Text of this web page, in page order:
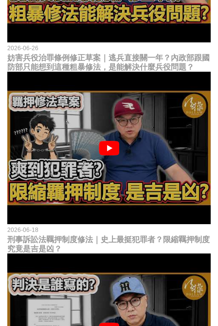
2026-06-26
妨害兵役治罪條例修正草案｜逃兵直接關一年？內政部跟國
防部只能想到這種粗暴修法，是能解決什麼兵役問題？
2026-06-18
刑事訴訟法羈押制度修法｜史上最挺犯罪者？限縮羈押制度
究竟是吉是凶？